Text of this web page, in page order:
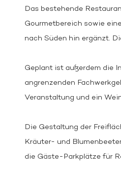
Das bestehende
Gourmetbereich sowie
nach Süden hin ergänzt.
Geplant ist außerdem die
angrenzenden
Veranstaltung und ein
Die Gestaltung der
Kräuter- und
die Gäste-Parkplätze für